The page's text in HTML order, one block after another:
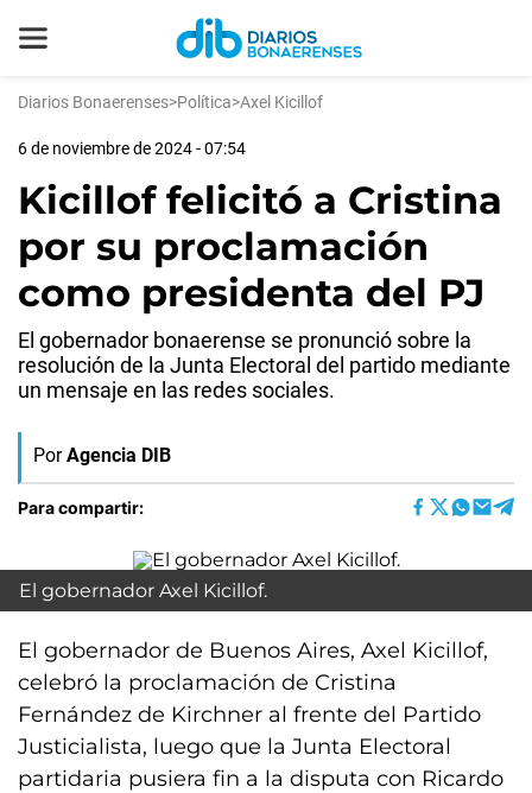
Diarios Bonaerenses>Política>Axel Kicillof
6 de noviembre de 2024 - 07:54
Kicillof felicitó a Cristina
por su proclamación
como presidenta del PJ
El gobernador bonaerense se pronunció sobre la
resolución de la Junta Electoral del partido mediante
un mensaje en las redes sociales.
Por Agencia DIB
Para compartir:
El gobernador Axel Kicillof.
El gobernador de Buenos Aires, Axel Kicillof,
celebró la proclamación de Cristina
Fernández de Kirchner al frente del Partido
Justicialista, luego que la Junta Electoral
partidaria pusiera fin a la disputa con Ricardo